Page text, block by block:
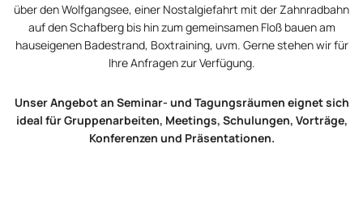
über den Wolfgangsee, einer Nostalgiefahrt mit der Zahnradbahn
auf den Schafberg bis hin zum gemeinsamen Floß bauen am
hauseigenen Badestrand, Boxtraining, uvm. Gerne stehen wir für
Ihre Anfragen zur Verfügung.
Unser Angebot an Seminar- und Tagungsräumen eignet sich
ideal für Gruppenarbeiten, Meetings, Schulungen, Vorträge,
Konferenzen und Präsentationen.